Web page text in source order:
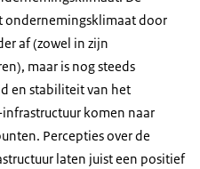
ondernemingsklimaat door
af (zowel in zijn
maar is nog steeds
en stabiliteit van het
komen naar
Percepties over de
laten juist een positief